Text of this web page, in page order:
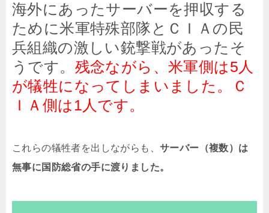
海外にあったサーバーを押収する
ために米軍特殊部隊とＣＩＡの民
兵組織の激しい銃撃戦があったそ
うです。 残念ながら、米軍側は5人
が犠牲になってしまいました。Ｃ
ＩＡ側は1人です。
これらの犠牲者を出しながらも、 サーバー（複数）は
無事に国防総省の手に渡りました。